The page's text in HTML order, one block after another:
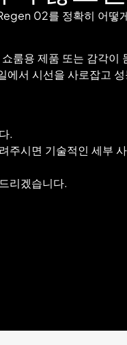
02를 정확히 어떻
룸용 제품 또는 감각이
에서 시선을 사로잡고
.
주시면 기술적인 세부
리겠습니다.